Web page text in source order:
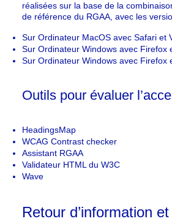
réalisées sur la base de la
de référence du RGAA, avec les
Sur Ordinateur MacOS avec Safari et
Sur Ordinateur Windows avec Firefox
Sur Ordinateur Windows avec Firefox
Outils pour évaluer
HeadingsMap
WCAG Contrast checker
Assistant RGAA
Validateur HTML du W3C
Wave
Retour d’information